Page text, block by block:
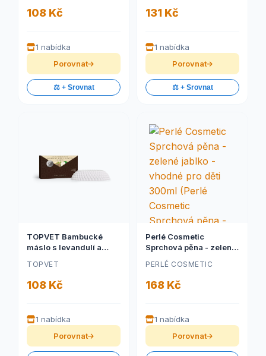
mýdlo 115g)
108 Kč
1 nabídka
Porovnat
⚖️ + Srovnat
131 Kč
1 nabídka
Porovnat
⚖️ + Srovnat
TOPVET Bambucké
máslo s levandulí a
(TOPVET Bambucké
máslo s levandulí a
ovsem - mýdlo 115g)
TOPVET
108 Kč
1 nabídka
Porovnat
Perlé Cosmetic
Sprchová pěna - zelené
jablko - vhodné pro děti
300ml (Perlé Cosmetic
Sprchová pěna - zelené
jablko - vhodné pro děti
PERLÉ COSMETIC
168 Kč
1 nabídka
Porovnat